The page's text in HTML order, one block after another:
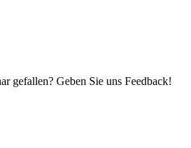
gefallen? Geben Sie uns Feedback!